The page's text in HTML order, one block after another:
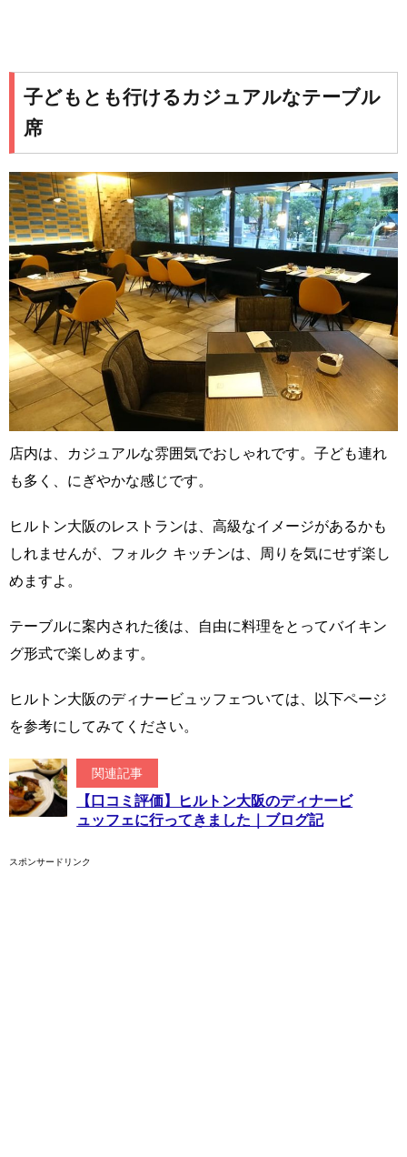
子どもとも行けるカジュアルなテーブル
席
店内は、カジュアルな雰囲気でおしゃれです。子ども連れ
も多く、にぎやかな感じです。
ヒルトン大阪のレストランは、高級なイメージがあるかも
しれませんが、フォルク キッチンは、周りを気にせず楽し
めますよ。
テーブルに案内された後は、自由に料理をとってバイキン
グ形式で楽しめます。
ヒルトン大阪のディナービュッフェついては、以下ページ
を参考にしてみてください。
関連記事
【口コミ評価】ヒルトン大阪のディナービ
ュッフェに行ってきました｜ブログ記
スポンサードリンク